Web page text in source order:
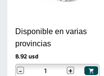
Disponible en varias
provincias
8.92 usd
- +